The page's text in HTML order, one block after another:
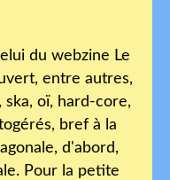
du webzine Le
entre autres,
oï, hard-core,
bref à la
d'abord,
Pour la petite